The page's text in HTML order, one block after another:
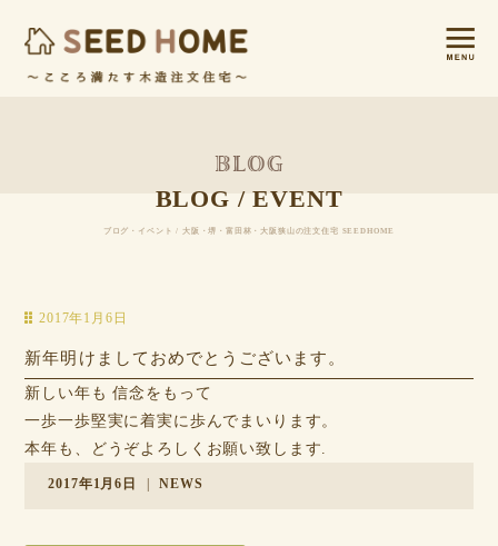
BLOG / EVENT
ブログ・イベント / 大阪・堺・富田林・大阪狭山の注文住宅 SEEDHOME
2017年1月6日
新年明けましておめでとうございます。
新しい年も 信念をもって
一歩一歩堅実に着実に歩んでまいります。
本年も、どうぞよろしくお願い致します.
2017年1月6日 NEWS